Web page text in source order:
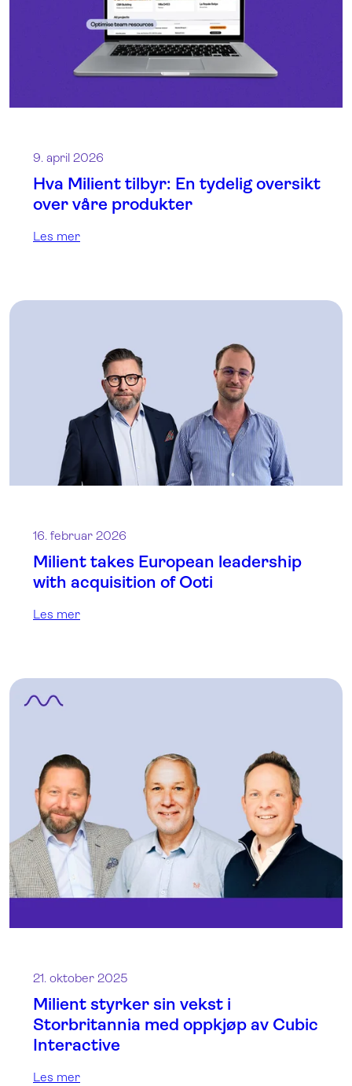
9. april 2026
Hva Milient tilbyr: En tydelig oversikt
over våre produkter
Les mer
16. februar 2026
Milient takes European leadership
with acquisition of Ooti
Les mer
21. oktober 2025
Milient styrker sin vekst i
Storbritannia med oppkjøp av Cubic
Interactive
Les mer